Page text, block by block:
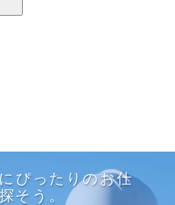
ぴったりのお仕
そう。